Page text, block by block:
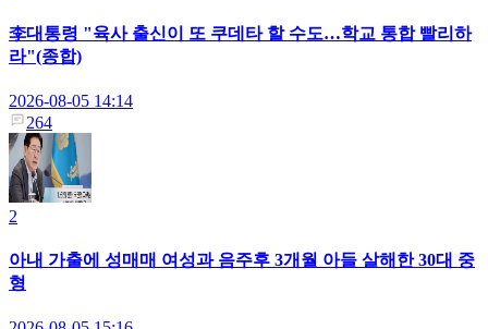
李대통령 "육사 출신이 또 쿠데타 할 수도…학교 통합 빨리하
라"(종합)
2026-08-05 14:14
264
2
아내 가출에 성매매 여성과 음주후 3개월 아들 살해한 30대 중
형